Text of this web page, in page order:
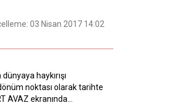
03 Nisan 2017 14:02
haykırışı
noktası olarak tarihte
AVAZ ekranında...